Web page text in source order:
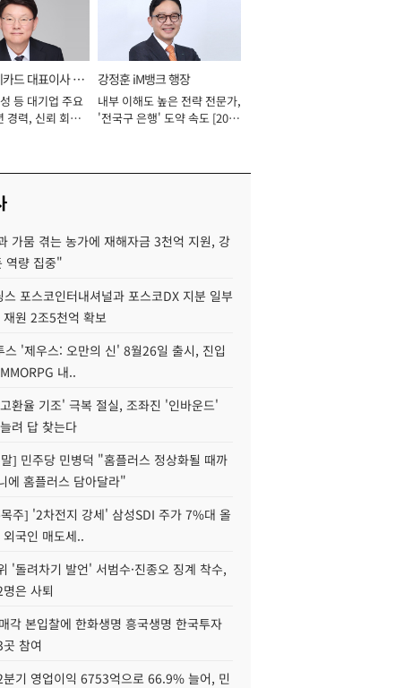
드 대표이사 사
등 대기업 주요
경력, 신뢰 회복
강정훈 iM뱅크 행장
내부 이해도 높은 전략 전문가,
'전국구 은행' 도약 속도 [2026
가뭄 겪는 농가에 재해자금 3천억 지원, 강
역량 집중"
스 포스코인터내셔널과 포스코DX 지분 일부
원 2조5천억 확보
스 '제우스: 오만의 신' 8월26일 출시, 진입
내..
환율 기조' 극복 절실, 조좌진 '인바운드'
려 답 찾는다
] 민주당 민병덕 "홈플러스 정상화될 때까
에 홈플러스 담아달라"
주] '2차전지 강세' 삼성SDI 주가 7%대 올
국인 매도세..
'돌려차기 발언' 서범수·진종오 징계 착수,
은 사퇴
각 본입찰에 한화생명 흥국생명 한국투자
참여
분기 영업이익 6753억으로 66.9% 늘어, 민